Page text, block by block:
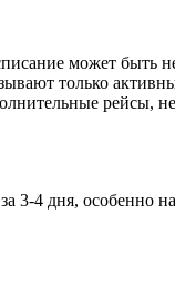
может быть
только
рейсы,
3-4 дня, особенно